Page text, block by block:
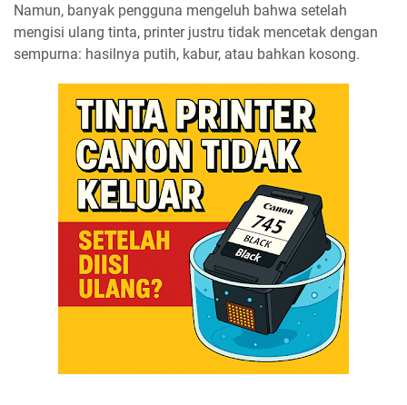
Namun, banyak pengguna mengeluh bahwa setelah
mengisi ulang tinta, printer justru tidak mencetak dengan
sempurna: hasilnya putih, kabur, atau bahkan kosong.